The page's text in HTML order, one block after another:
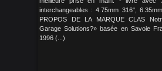
interchangeables : 4.75mm 316",
PROPOS DE LA MARQUE CLAS
Garage Solutions?» basée en Savoie
1996 (...)